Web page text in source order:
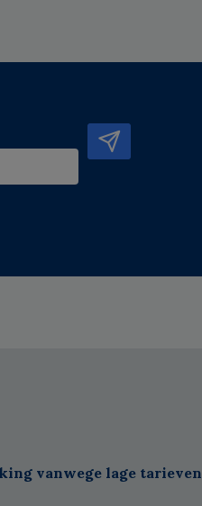
vanwege lage tarieven